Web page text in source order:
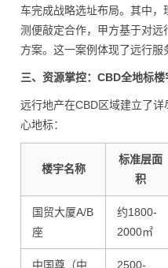
车完成战略选址布局。其中
测便敲定合作，甲方基于对
方案。这一案例体现了远行服
三、资源掌控：CBD全地标
远行地产在CBD区域建立了
心地标：
楼宇名称
标准层面
积
国贸大厦A/B
座
约1800-
2000㎡
中国尊（中
2500-